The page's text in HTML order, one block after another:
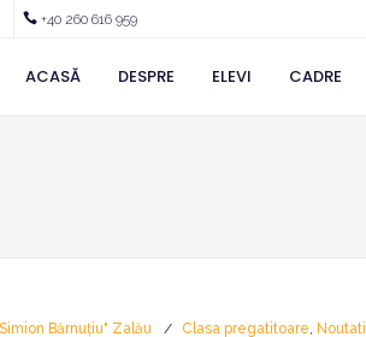
+40 260 616 959
ACASĂ DESPRE ELEVI CADRE
Bărnuțiu" Zalău Clasa pregatitoare, Noutati